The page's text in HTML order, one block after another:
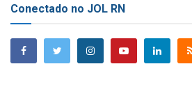
Conectado no JOL RN